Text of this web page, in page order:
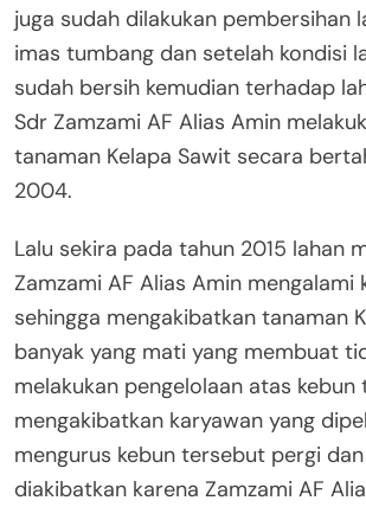
juga sudah dilakukan pembersihan
imas tumbang dan setelah kondisi
sudah bersih kemudian terhadap
Sdr Zamzami AF Alias Amin
tanaman Kelapa Sawit secara
2004.
Lalu sekira pada tahun 2015 lahan
Zamzami AF Alias Amin mengalami
sehingga mengakibatkan tanaman
banyak yang mati yang membuat
melakukan pengelolaan atas
mengakibatkan karyawan yang
mengurus kebun tersebut pergi
diakibatkan karena Zamzami AF